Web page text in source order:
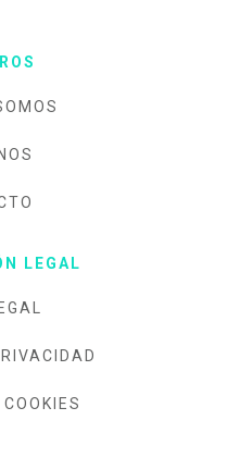
LEGAL